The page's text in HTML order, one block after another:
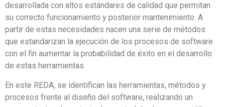
desarrollada con altos estándares de calidad que permitan
su correcto funcionamiento y posterior mantenimiento. A
partir de estas necesidades nacen una serie de métodos
que estandarizan la ejecución de los procesos de software
con el fin aumentar la probabilidad de éxito en el desarrollo
de estas herramientas.
En este REDA, se identifican las herramientas, métodos y
procesos frente al diseño del software, realizando un